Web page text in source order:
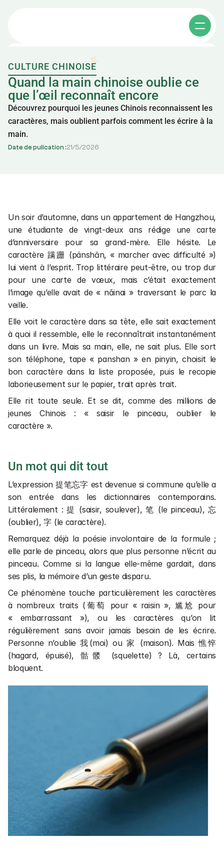
Cours individuels
Cours collectifs
Apprendre le chinois
Cours en entreprises 💼
Cours de chinois en direct 📺
Financement
Rechercher une formation ou un article
1 séance gratuite
1 séance gratuite
CULTURE CHINOISE
Quand la main chinoise oublie ce
que l’œil reconnaît encore
Découvrez pourquoi les jeunes Chinois reconnaissent les
caractères, mais oublient parfois comment les écrire à la
main.
Date de pulication :21/5/2026
Un soir d’automne, dans un appartement de Hangzhou,
une étudiante de vingt-deux ans rédige une carte
d’anniversaire pour sa grand-mère. Elle hésite. Le
caractère 蹒跚 (pánshān, « marcher avec difficulté »)
lui vient à l’esprit. Trop littéraire peut-être, ou trop dur
pour une carte de vœux, mais c’était exactement
l’image qu’elle avait de « nǎinai » traversant le parc la
veille.
Elle voit le caractère dans sa tête, elle sait exactement
à quoi il ressemble, elle le reconnaîtrait instantanément
dans un livre. Mais sa main, elle, ne sait plus. Elle sort
son téléphone, tape « panshan » en pinyin, choisit le
bon caractère dans la liste proposée, puis le recopie
laborieusement sur le papier, trait après trait.
Elle rit toute seule. Et se dit, comme des millions de
jeunes Chinois : « saisir le pinceau, oublier le
caractère ».
Un mot qui dit tout
L’expression 提笔忘字 est devenue si commune qu’elle a
son entrée dans les dictionnaires contemporains.
Littéralement : 提 (saisir, soulever), 笔 (le pinceau), 忘
(oublier), 字 (le caractère).
Remarquez déjà la poésie involontaire de la formule ;
elle parle de pinceau, alors que plus personne n’écrit au
pinceau. Comme si la langue elle-même gardait, dans
ses plis, la mémoire d’un geste disparu.
Ce phénomène touche particulièrement les caractères
à nombreux traits (葡萄 pour « raisin », 尴尬 pour
« embarrassant »), ou les caractères qu’on lit
régulièrement sans avoir jamais besoin de les écrire.
Personne n’oublie 我(moi) ou 家 (maison). Mais 憔悴
(hagard, épuisé), 骷髅 (squelette) ? Là, certains
bloquent.